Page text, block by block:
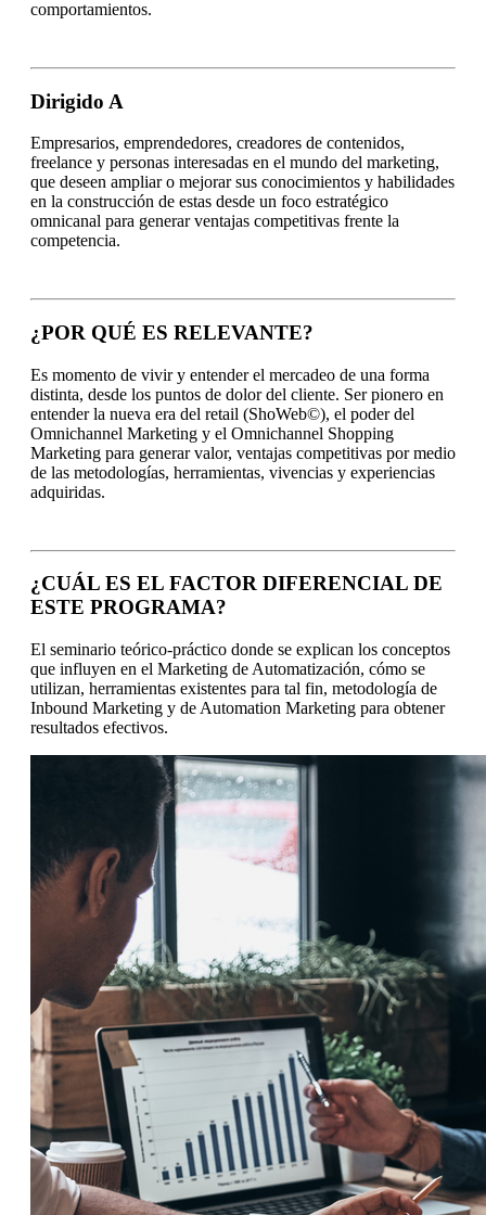
comportamientos.
Dirigido A
Empresarios, emprendedores, creadores de contenidos,
freelance y personas interesadas en el mundo del marketing,
que deseen ampliar o mejorar sus conocimientos y habilidades
en la construcción de estas desde un foco estratégico
omnicanal para generar ventajas competitivas frente la
competencia.
¿POR QUÉ ES RELEVANTE?
Es momento de vivir y entender el mercadeo de una forma
distinta, desde los puntos de dolor del cliente. Ser pionero en
entender la nueva era del retail (ShoWeb©), el poder del
Omnichannel Marketing y el Omnichannel Shopping
Marketing para generar valor, ventajas competitivas por medio
de las metodologías, herramientas, vivencias y experiencias
adquiridas.
¿CUÁL ES EL FACTOR DIFERENCIAL DE
ESTE PROGRAMA?
El seminario teórico-práctico donde se explican los conceptos
que influyen en el Marketing de Automatización, cómo se
utilizan, herramientas existentes para tal fin, metodología de
Inbound Marketing y de Automation Marketing para obtener
resultados efectivos.